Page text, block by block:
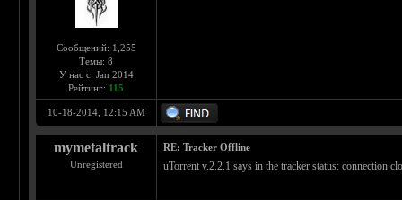
Сообщений: 1,255
Темы: 8
У нас с: Jan 2014
Рейтинг: 115
10-18-2014, 12:15 AM
mymetaltrack
Unregistered
RE: Tracker Offline
uTorrent v.2.2.1 says in the tracker status: connection